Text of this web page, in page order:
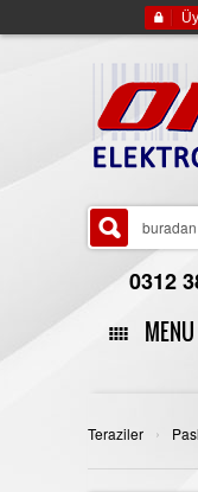
0312
MENU
Teraziler ›